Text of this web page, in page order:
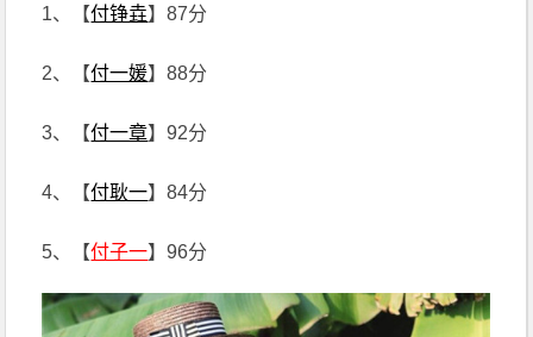
1、【付铮垚】87分
2、【付一媛】88分
3、【付一章】92分
4、【付耿一】84分
5、【付子一】96分